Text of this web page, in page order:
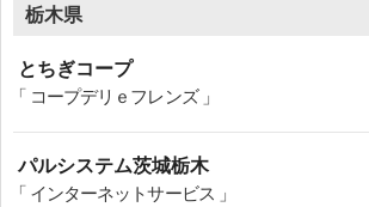
栃木県
とちぎコープ
「 コープデリｅフレンズ 」
パルシステム茨城栃木
「 インターネットサービス 」